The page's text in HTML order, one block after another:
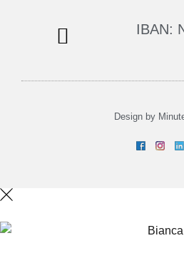
IBAN:
Design by